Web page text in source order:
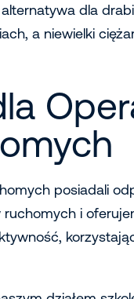
dla
a niewielki
posiadali
i